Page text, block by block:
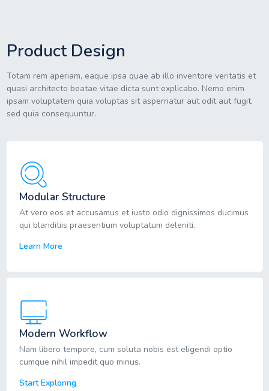
Product Design
Totam rem aperiam, eaque ipsa quae ab illo inventore veritatis et
quasi architecto beatae vitae dicta sunt explicabo. Nemo enim
ipsam voluptatem quia voluptas sit aspernatur aut odit aut fugit,
sed quia consequuntur.
Modular Structure
At vero eos et accusamus et iusto odio dignissimos ducimus
qui blanditiis praesentium voluptatum deleniti.
Learn More
Modern Workflow
Nam libero tempore, cum soluta nobis est eligendi optio
cumque nihil impedit quo minus.
Start Exploring